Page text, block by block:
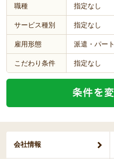
職種 指定なし
サービス種別 指定なし
雇用形態 派遣・パート
こだわり条件 指定なし
会社情報